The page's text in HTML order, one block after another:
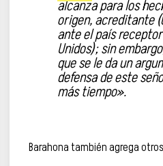
alcanza para los
origen, acreditante
ante el país
Unidos); sin
que se le da un
defensa de este
más tiempo».
Barahona también agrega